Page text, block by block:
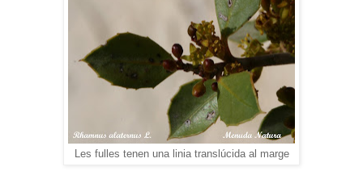
Les fulles tenen una linia translúcida al marge